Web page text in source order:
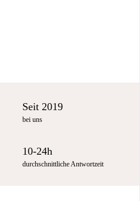
Seit 2019
bei uns
10-24h
durchschnittliche Antwortzeit